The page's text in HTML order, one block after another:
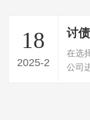
18
2025-2
在选
公司